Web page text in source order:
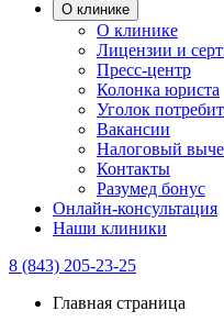
О клинике
О клинике
Лицензии и
Пресс-центр
Колонка юриста
Уголок
Вакансии
Налоговый
Контакты
Разумед бонус
Онлайн-консультация
Наши клиники
8 (843) 205-23-25
Главная страница